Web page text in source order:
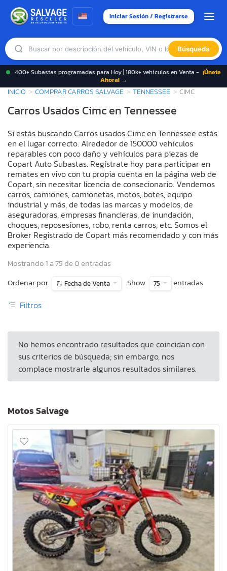
Iniciar Sesión / Registrarse
Búsqueda
400+ Subastas programadas para Hoy | 180k+ vehículos en Venta - ¡Únete
Ahora! →
INICIO COMPRAR CARROS SALVAGE TENNESSEE CIMC
Carros Usados Cimc en Tennessee
Si estás buscando Carros usados Cimc en Tennessee estás
en el lugar correcto. Alrededor de 150000 vehículos
reparables con poco daño y vehículos para piezas de
Copart Auto Subastas. Regístrate hoy para participar en
remates en vivo con tu propia cuenta en la página web de
Copart, sin necesitar licencia de consecionario. Vendemos
carros, camiones, camionetas, motos, botes, equipo
industrial y más, de todas las marcas y modelos, de
aseguradoras, empresas financieras, de inundación,
choques, reposesiones, robo, renta carros, etc. Somos el
Broker Registrado de Copart más recomendado y con más
experiencia.
Mostrando 1 a 75 de 0 entradas
Ordenar por
Fecha de Venta Show 75 entradas
Filtros
No hemos encontrado resultados que coincidan con
sus criterios de búsqueda; sin embargo, nos
complace mostrarle algunos resultados similares.
Motos Salvage